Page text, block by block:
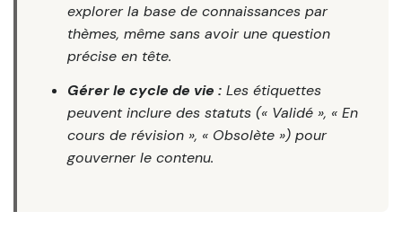
explorer la base de connaissances par
thèmes, même sans avoir une question
précise en tête.
Gérer le cycle de vie : Les étiquettes
peuvent inclure des statuts (« Validé », « En
cours de révision », « Obsolète ») pour
gouverner le contenu.